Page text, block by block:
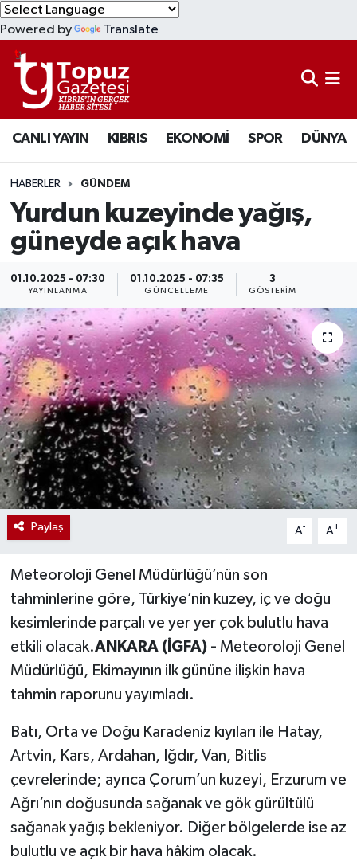
Powered by Translate
CANLI YAYIN KIBRIS EKONOMİ SPOR DÜNYA
HABERLER GÜNDEM
Yurdun kuzeyinde yağış,
güneyde açık hava
01.10.2025 - 07:30
YAYINLANMA
01.10.2025 - 07:35
GÜNCELLEME
3
GÖSTERIM
Paylaş A- A+
Meteoroloji Genel Müdürlüğü’nün son
tahminlerine göre, Türkiye’nin kuzey, iç ve doğu
kesimlerinde parçalı ve yer yer çok bulutlu hava
etkili olacak.ANKARA (İGFA) - Meteoroloji Genel
Müdürlüğü, Ekimayının ilk gününe ilişkin hava
tahmin raporunu yayımladı.
Batı, Orta ve Doğu Karadeniz kıyıları ile Hatay,
Artvin, Kars, Ardahan, Iğdır, Van, Bitlis
çevrelerinde; ayrıca Çorum’un kuzeyi, Erzurum ve
Ağrı’nın doğusunda sağanak ve gök gürültülü
sağanak yağış bekleniyor. Diğer bölgelerde ise az
bulutlu ve açık bir hava hâkim olacak.
KIBRIS
DÜNYA
EKONOMİ
MAGAZİN
SAĞLIK
TÜRKİYE
Lefkoşa Nöbetçi Eczaneler
Lefkoşa Hava Durumu
Lefkoşa Trafik Yoğunluk Haritası
Süper Lig Puan Durumu ve Fikstür
Tüm Manşetler